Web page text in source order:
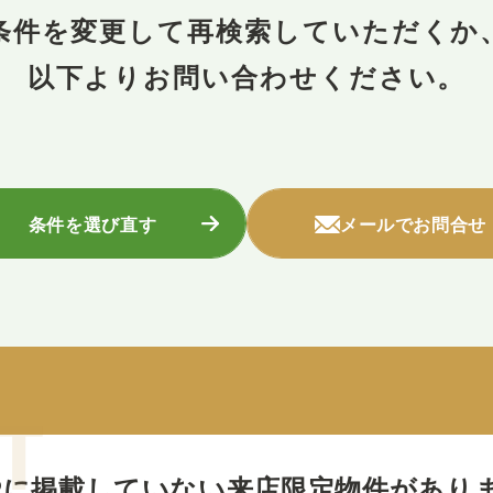
件を変更して再検索していただくか、
以下よりお問い合わせください。
条件を選び直す メールでお問合せ